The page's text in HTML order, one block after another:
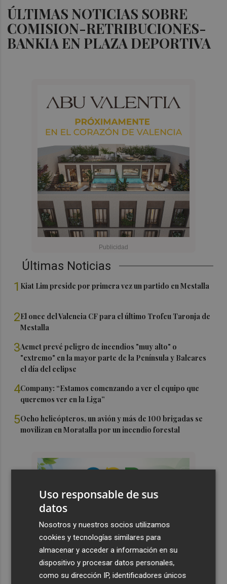
ÚLTIMAS NOTICIAS SOBRE
COMISION-RETRIBUCIONES-
BANKIA EN PLAZA DEPORTIVA
Últimas Noticias
1 Kiat Lim preside por primera vez un partido en Mestalla
2El once del Valencia CF para el último Trofeu Taronja de
Mestalla
3Aemet prevé peligro de incendios "muy alto" o
"extremo" en la mayor parte de la Península y Baleares
el día del eclipse
4Company: “Estamos comenzando a ver el equipo que
queremos ver en la Liga”
5Ocho helicópteros, un avión y más de 100 brigadas se
movilizan en Moratalla por un incendio forestal
Uso responsable de sus
datos
Nosotros y nuestros socios utilizamos
cookies y tecnologías similares para
almacenar y acceder a información en su
dispositivo y procesar datos personales,
como su dirección IP, identificadores únicos